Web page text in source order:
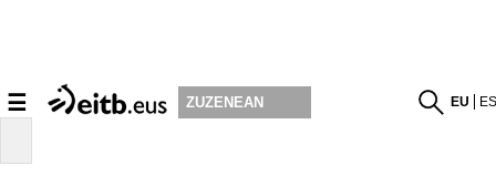
☰ ZUZENEAN EU